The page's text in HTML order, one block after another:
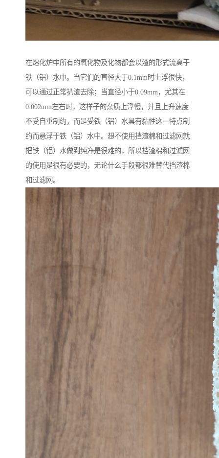
在熔化炉中所有的氧化物及化物都会以渣的形式流离于
铁（铝）水中。当它们的直径大于0.1mm时上浮很快，
可以通过正常扒渣去除；当直径小于0.09mm，尤其在
0.002mm左右时，这样子的杂质上浮慢，并且上升速度
不受自重制约，而是受铁（铝）水具有黏性这一特点制
约而悬浮于铁（铝）水中。想不使用挡渣棉和过滤网就
把铁（铝）水做到纯净是很难的，所以挡渣棉和过滤网
的使用是很有必要的，无论什么手段都很难替代挡渣棉
和过滤网。